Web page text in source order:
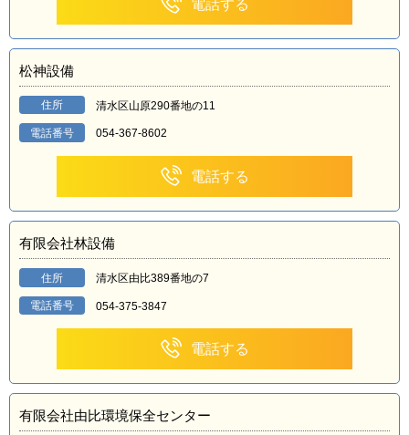
電話する
松神設備
住所 清水区山原290番地の11
電話番号 054-367-8602
電話する
有限会社林設備
住所 清水区由比389番地の7
電話番号 054-375-3847
電話する
有限会社由比環境保全センター